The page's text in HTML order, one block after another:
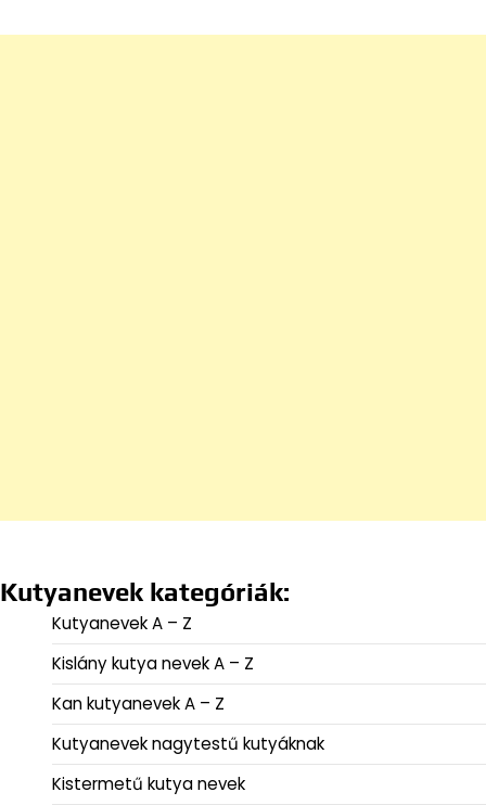
Kutyanevek kategóriák:
Kutyanevek A – Z
Kislány kutya nevek A – Z
Kan kutyanevek A – Z
Kutyanevek nagytestű kutyáknak
Kistermetű kutya nevek